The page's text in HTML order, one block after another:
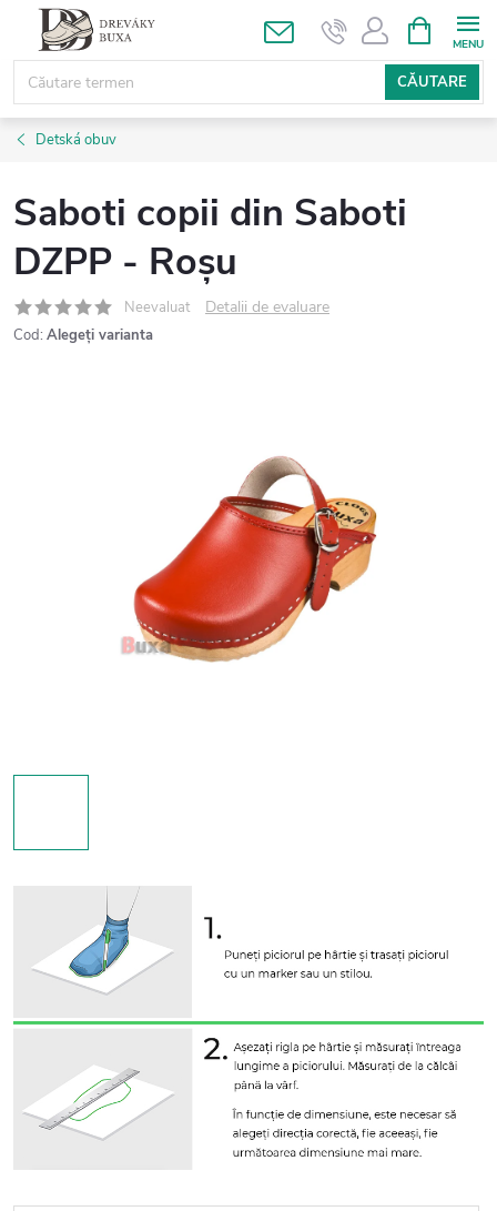
conținut
CĂUTARE
COŞ
DE
Detská obuv
Saboti copii din Saboti
DZPP - Roșu
Neevaluat Detalii de evaluare
Cod: Alegeţi varianta